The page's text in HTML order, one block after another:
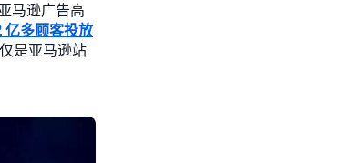
马逊广告高
多顾客投放
是亚马逊站